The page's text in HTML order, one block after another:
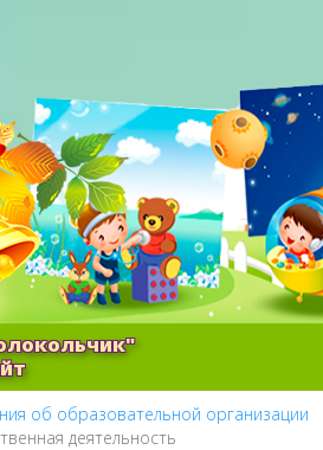
об образовательной организации
деятельность